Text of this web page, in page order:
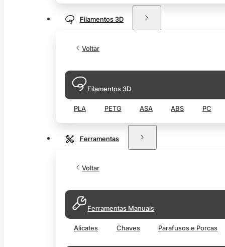
Filamentos 3D
Voltar
Filamentos 3D
PLA PETG ASA ABS PC
Ferramentas
Voltar
Ferramentas Manuais
Alicates Chaves Parafusos e Porcas